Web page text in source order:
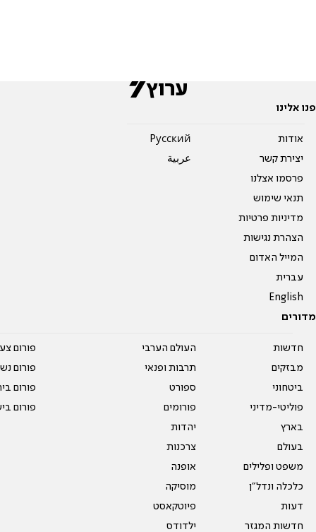
פנו אלינו
אודות
יצירת קשר
פרסמו אצלנו
תנאי שימוש
מדיניות פרטיות
הצהרת נגישות
המייל האדום
עברית
English
Pусский
عربية
מדורים
חדשות
מבזקים
ביטחוני
פוליטי-מדיני
בארץ
בעולם
משפט ופלילים
כלכלה ונדל"ן
דעות
חדשות המגזר
העולם הערבי
תרבות ופנאי
ספורט
פורומים
יהדות
צרכנות
אופנה
מוסיקה
פיוטקאסט
ילדודס
פורום
פורום
פורום
פורום